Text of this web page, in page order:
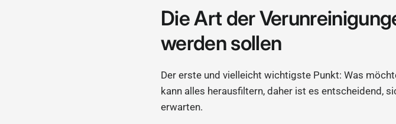
Die Art der
werden sollen
Der erste und vielleicht wichtigste Punkt: Was
kann alles herausfiltern, daher ist es entscheidend,
erwarten.